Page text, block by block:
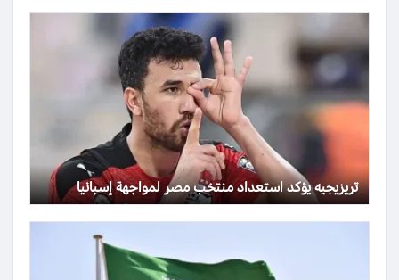
تريزيجيه يؤكد استعداد منتخب مصر لمواجهة إسبانيا